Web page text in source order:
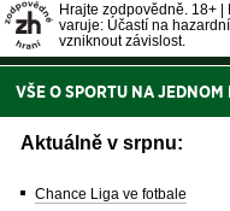
Hrajte zodpovědně. 18+ |
varuje: Účastí na
vzniknout závislost.
VŠE O SPORTU NA JEDNOM
Aktuálně v srpnu:
Chance Liga ve fotbale